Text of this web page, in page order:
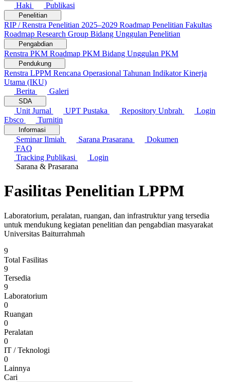
Haki Publikasi
Penelitian
RIP / Renstra Penelitian 2025–2029 Roadmap Penelitian Fakultas
Roadmap Research Group Bidang Unggulan Penelitian
Pengabdian
Renstra PKM Roadmap PKM Bidang Unggulan PKM
Pendukung
Renstra LPPM Rencana Operasional Tahunan Indikator Kinerja
Utama (IKU)
Berita
Galeri
SDA
Unit Jurnal UPT Pustaka Repository Unbrah
Login
Ebsco
Turnitin
Informasi
Seminar Ilmiah Sarana Prasarana
Dokumen
FAQ
Tracking Publikasi
Login
Sarana & Prasarana
Fasilitas Penelitian LPPM
Laboratorium, peralatan, ruangan, dan infrastruktur yang tersedia
untuk mendukung kegiatan penelitian dan pengabdian masyarakat
Universitas Baiturrahmah
9
Total Fasilitas
9
Tersedia
9
Laboratorium
0
Ruangan
0
Peralatan
0
IT / Teknologi
0
Lainnya
Cari